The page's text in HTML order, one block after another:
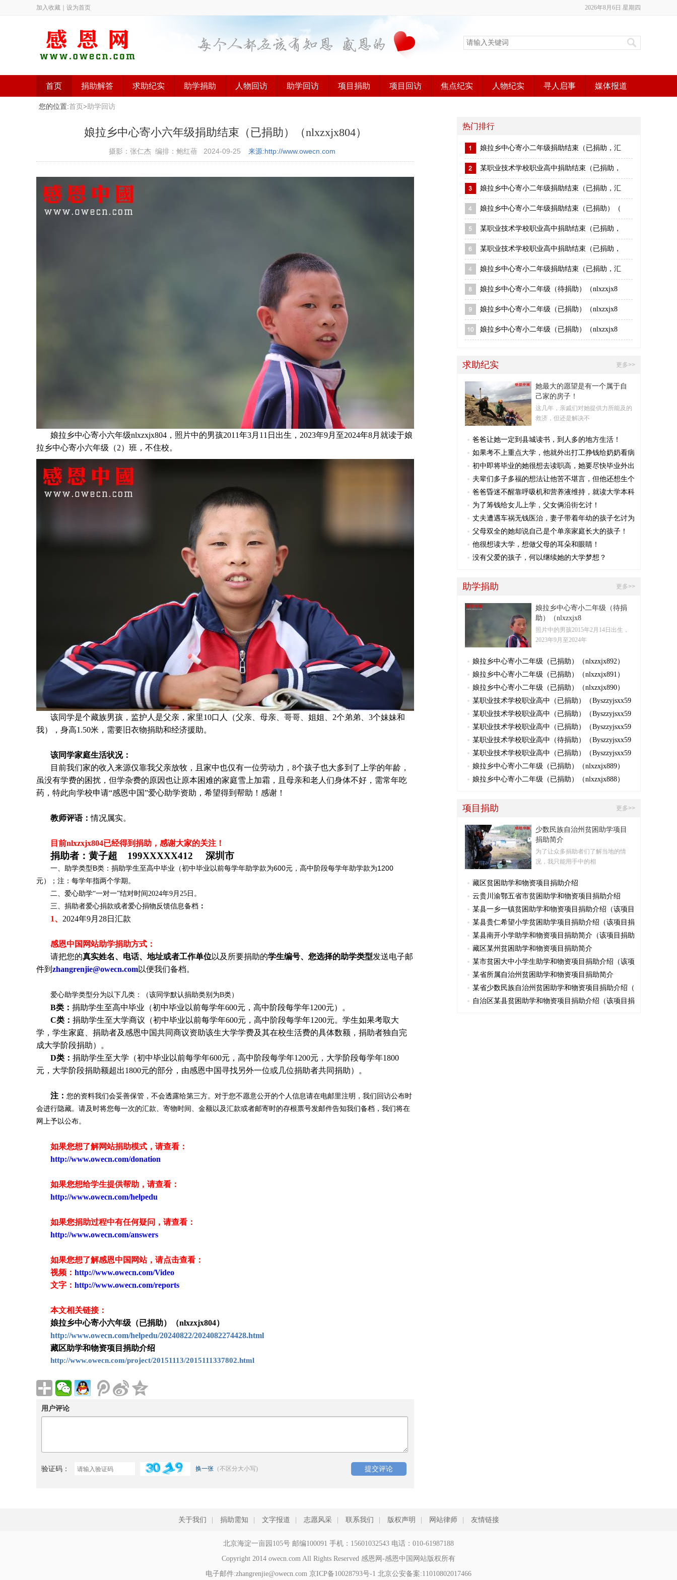
2026年8月6日 星期四
加入收藏 设为首页
首页 捐助解答 求助纪实 助学捐助 人物回访 助学回访 项目捐助 项目回访 焦点纪实 人物纪实 寻人启事 媒体报道
您的位置:首页 >助学回访
娘拉乡中心寄小六年级捐助结束（已捐助）（nlxzxjx804）
摄影：张仁杰 编排：鲍红蓓 2024-09-25 来源:http://www.owecn.com
娘拉乡中心寄小六年级nlxzxjx804，照片中的男孩2011年3月11日 出生， 2023年9月至2024年8月就读于娘
拉乡中心寄小六年级（2）班 ，不住校。
该同学是个藏族男孩，监护人是父亲，家里10口人（父亲、母亲、哥哥、姐姐、2个弟弟、3个妹妹和
我），身高1.50米，需要旧衣物捐助和经济援助。
该同学家庭生活状况：
目前我们家的收入来源仅靠我父亲放牧，且家中也仅有一位劳动力，8个孩子也大多到了上学的年龄，
虽没有学费的困扰，但学杂费的原因也让原本困难的家庭雪上加霜，且母亲和老人们身体不好，需常年吃
药，特此向学校申请“感恩中国”爱心助学资助，希望得到帮助！感谢！
教师评语：情况属实。
目前nlxzxjx804已经得到捐助，感谢大家的关注！
捐助者：黄子超 199XXXXX412 深圳市
一、助学类型B类：捐助学生至高中毕业（初中毕业以前每学年助学款为600元，高中阶段每学年助学款为1200
元）；注：每学年指两个学期。
二、爱心助学“一对一”结对时间2024年9月25 日。
三、捐助者爱心捐款或者爱心捐物反馈信息备档 ：
1、 2024年9月28日汇款
感恩中国网站助学捐助方式：
请把您的真实姓名、电话、地址或者工作单位以及所要捐助的学生编号、您选择的助学类型发送电子邮
件到 zhangrenjie@owecn.com以便我们备档。
爱心助学类型分为以下几类：（该同学默认捐助类别为B类）
B类： 捐助学生至高中毕业（初中毕业以前每学年600元，高中阶段每学年1200元）。
C类： 捐助学生至大学商议（初中毕业以前每学年600元，高中阶段每学年1200元。 学生如果考取大
学， 学生家庭、捐助者及感恩中国共同商议资助该生大学学费及其在校生活费的具体数额，捐助者独自完
成大学阶段捐助）。
D类： 捐助学生至大学（初中毕业以前每学年600元，高中阶段每学年1200元，大学阶段每学年1800
元，大学阶段捐助额超出1800元的部分，由感恩中国寻找另外一位或几位捐助者共同捐助）。
注： 您的资料我们会妥善保管，不会透露给第三方。对于您不愿意公开的个人信息请在电邮里注明，我们回访公布时
会进行隐藏。请及时将您每一次的汇款、寄物时间、金额以及汇款或者邮寄时的存根票号发邮件告知我们备档，我们将在
网上予以公布。
如果您想了解网站捐助模式，请查看：
http://www.owecn.com/donation
如果您想给学生提供帮助，请查看 ：
http://www.owecn.com/helpedu
如果您捐助过程中有任何疑问，请查看 ：
http://www.owecn.com/answers
如果您想了解感恩中国网站，请点击查看：
视频： http://www.owecn.com/Video
文字： http://www.owecn.com/reports
本文相关链接：
娘拉乡中心寄小六年级（已捐助）（nlxzxjx804）
http://www.owecn.com/helpedu/20240822/2024082274428.html
藏区助学和物资项目捐助介绍
http://www.owecn.com/project/20151113/2015111337802.html
用户评论
验证码： 换一张 （不区分大小写)
热门排行
娘拉乡中心寄小二年级捐助结束（已捐助，汇
某职业技术学校职业高中捐助结束（已捐助，
娘拉乡中心寄小二年级捐助结束（已捐助，汇
娘拉乡中心寄小二年级捐助结束（已捐助）（
某职业技术学校职业高中捐助结束（已捐助，
某职业技术学校职业高中捐助结束（已捐助，
娘拉乡中心寄小二年级捐助结束（已捐助，汇
娘拉乡中心寄小二年级（待捐助）（nlxzxjx8
娘拉乡中心寄小二年级（已捐助）（nlxzxjx8
娘拉乡中心寄小二年级（已捐助）（nlxzxjx8
更多>>
求助纪实
她最大的愿望是有一个属于自
己家的房子！
这几年，亲戚们对她提供力所能及的
救济，但还是解决不
爸爸让她一定到县城读书，到人多的地方生活！
如果考不上重点大学，他就外出打工挣钱给奶奶看病
初中即将毕业的她很想去读职高，她要尽快毕业外出
夫辈们多子多福的想法让他苦不堪言，但他还想生个
爸爸昏迷不醒靠呼吸机和营养液维持，就读大学本科
为了筹钱给女儿上学，父女俩沿街乞讨！
丈夫遭遇车祸无钱医治，妻子带着年幼的孩子乞讨为
父母双全的她却说自己是个单亲家庭长大的孩子！
他很想读大学，想做父母的耳朵和眼睛！
没有父爱的孩子，何以继续她的大学梦想？
更多>>
助学捐助
娘拉乡中心寄小二年级（待捐
助）（nlxzxjx8
照片中的男孩2015年2月14日​出生，
2023年9月至2024年
娘拉乡中心寄小二年级（已捐助）（nlxzxjx892）
娘拉乡中心寄小二年级（已捐助）（nlxzxjx891）
娘拉乡中心寄小二年级（已捐助）（nlxzxjx890）
某职业技术学校职业高中（已捐助）（Byszzyjsxx59
某职业技术学校职业高中（已捐助）（Byszzyjsxx59
某职业技术学校职业高中（已捐助）（Byszzyjsxx59
某职业技术学校职业高中（待捐助）（Byszzyjsxx59
某职业技术学校职业高中（已捐助）（Byszzyjsxx59
娘拉乡中心寄小二年级（已捐助）（nlxzxjx889）
娘拉乡中心寄小二年级（已捐助）（nlxzxjx888）
更多>>
项目捐助
少数民族自治州贫困助学项目
捐助简介
为了让众多捐助者们了解当地的情
况，我只能用手中的相
藏区贫困助学和物资项目捐助介绍
云贵川渝鄂五省市贫困助学和物资项目捐助介绍
某县一乡一镇贫困助学和物资项目捐助介绍（该项目
某县贵仁希望小学贫困助学项目捐助介绍（该项目捐
某县南开小学助学和物资项目捐助简介（该项目捐助
藏区某州贫困助学和物资项目捐助简介
某市贫困大中小学生助学和物资项目捐助介绍（该项
某省所属自治州贫困助学和物资项目捐助简介
某省少数民族自治州贫困助学和物资项目捐助介绍（
自治区某县贫困助学和物资项目捐助介绍（该项目捐
关于我们 捐助需知 文字报道 志愿风采 联系我们 版权声明 网站律师 友情链接
北京海淀一亩园105号 邮编100091 手机：15601032543 电话：010-61987188
Copyright 2014 owecn.com All Rights Reserved 感恩网-感恩中国网站版权所有
电子邮件:zhangrenjie@owecn.com 京ICP备10028793号-1 北京公安备案:11010802017466